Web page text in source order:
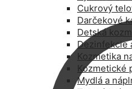
Cukrový
Darčekové
Detská
Dezinfekcie
Kozmetika
Kozmetické
Mydlá a